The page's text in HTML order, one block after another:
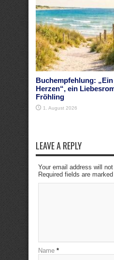
Buchempfehlung:
Herzen“, ein
Fröhling
1. August 2026
LEAVE A REPLY
Your email address will
Required fields are marked
Name *